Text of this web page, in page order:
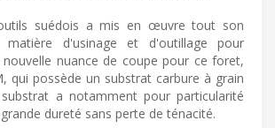
suédois a mis en œuvre tout son
matière d'usinage et d'outillage pour
nouvelle nuance de coupe pour ce foret,
qui possède un substrat carbure à grain
a notamment pour particularité
dureté sans perte de ténacité.